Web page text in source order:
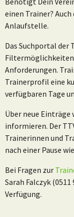
einen Trainer?
Anlaufstelle.
Das Suchportal
Filtermöglichkeiten
Anforderungen.
Trainerprofil eine
verfügbaren Tage
Über neue
informieren. Der
Trainerinnen und
nach einer Pause
Bei Fragen zur
Sarah Falczyk
Verfügung.